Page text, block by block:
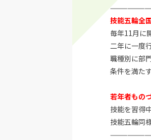
技能五輪全
毎年11月に
二年に一度
職種別に部
条件を満た
若年者もの
技能を習得
技能五輪同